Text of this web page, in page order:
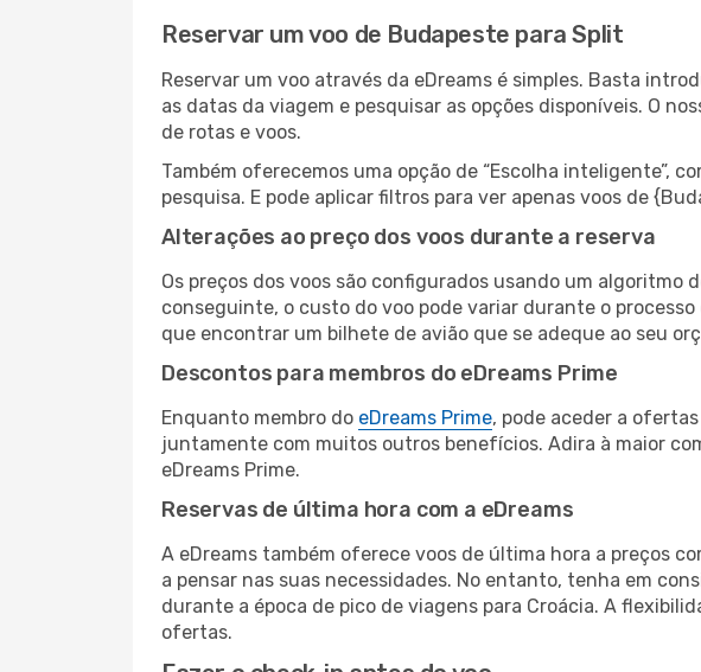
Reservar um voo de Budapeste para Split
Reservar um voo através da eDreams é simples. Basta
as datas da viagem e pesquisar as opções disponíveis. O
de rotas e voos.
Também oferecemos uma opção de “Escolha inteligente”,
pesquisa. E pode aplicar filtros para ver apenas voos de
Alterações ao preço dos voos durante a reserva
Os preços dos voos são configurados usando um algoritmo
conseguinte, o custo do voo pode variar durante o
que encontrar um bilhete de avião que se adeque ao seu
Descontos para membros do eDreams Prime
Enquanto membro do eDreams Prime, pode aceder a
juntamente com muitos outros benefícios. Adira à maior
eDreams Prime.
Reservas de última hora com a eDreams
A eDreams também oferece voos de última hora a preços
a pensar nas suas necessidades. No entanto, tenha em
durante a época de pico de viagens para Croácia. A
ofertas.